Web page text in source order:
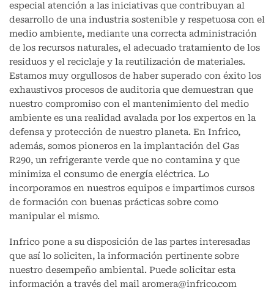
especial atención a las iniciativas que contribuyan al
desarrollo de una industria sostenible y respetuosa con el
medio ambiente, mediante una correcta administración
de los recursos naturales, el adecuado tratamiento de los
residuos y el reciclaje y la reutilización de materiales.
Estamos muy orgullosos de haber superado con éxito los
exhaustivos procesos de auditoria que demuestran que
nuestro compromiso con el mantenimiento del medio
ambiente es una realidad avalada por los expertos en la
defensa y protección de nuestro planeta. En Infrico,
además, somos pioneros en la implantación del Gas
R290, un refrigerante verde que no contamina y que
minimiza el consumo de energía eléctrica. Lo
incorporamos en nuestros equipos e impartimos cursos
de formación con buenas prácticas sobre como
manipular el mismo.
Infrico pone a su disposición de las partes interesadas
que así lo soliciten, la información pertinente sobre
nuestro desempeño ambiental. Puede solicitar esta
información a través del mail aromera@infrico.com